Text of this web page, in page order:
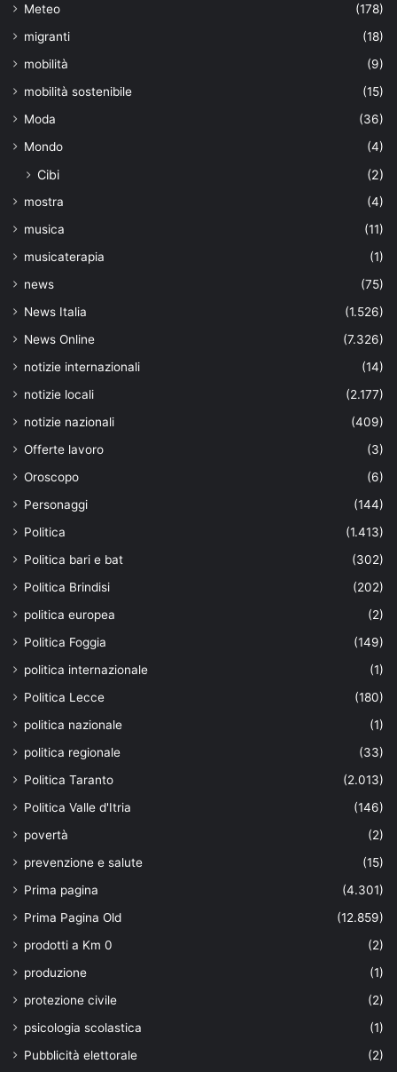
Meteo
(178)
migranti
(18)
mobilità
(9)
mobilità sostenibile
(15)
Moda
(36)
Mondo
(4)
Cibi (2)
mostra
(4)
musica
(11)
musicaterapia
(1)
news
(75)
News Italia
(1.526)
News Online
(7.326)
notizie internazionali
(14)
notizie locali
(2.177)
notizie nazionali
(409)
Offerte lavoro
(3)
Oroscopo
(6)
Personaggi
(144)
Politica
(1.413)
Politica bari e bat
(302)
Politica Brindisi
(202)
politica europea
(2)
Politica Foggia
(149)
politica internazionale
(1)
Politica Lecce
(180)
politica nazionale
(1)
politica regionale
(33)
Politica Taranto
(2.013)
Politica Valle d'Itria
(146)
povertà
(2)
prevenzione e salute
(15)
Prima pagina
(4.301)
Prima Pagina Old
(12.859)
prodotti a Km 0
(2)
produzione
(1)
protezione civile
(2)
psicologia scolastica
(1)
Pubblicità elettorale
(2)